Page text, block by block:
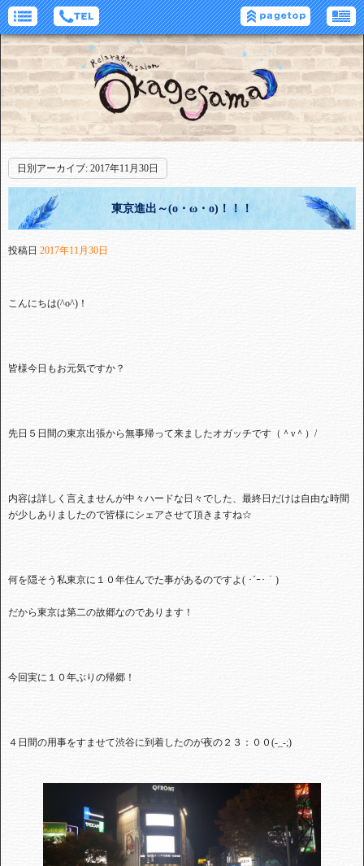
日別アーカイブ: 2017年11月30日
東京進出～(o・ω・o)！！！
投稿日 2017年11月30日
こんにちは(^o^) ！
皆様今日もお元気ですか？
先日５日間の東京出張から無事帰って来ましたオガッチです（＾ν＾） /
内容は詳しく言えませんが中々ハードな日々でした、最終日だけは自由な時間
が少しありましたので皆様にシェアさせて頂きますね☆
何を隠そう私東京に１０年住んでた事があるのですよ( ･´ｰ･｀ )
だから東京は第二の故郷なのであります！
今回実に１０年ぶりの帰郷！
４日間の用事をすませて渋谷に到着したのが夜の２３：００ (-_-;)